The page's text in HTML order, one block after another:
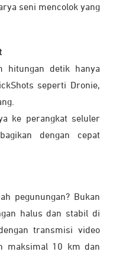
seni mencolok yang
hitungan detik hanya
seperti Dronie,
ke perangkat seluler
dengan cepat
pegunungan? Bukan
halus dan stabil di
transmisi video
maksimal 10 km dan